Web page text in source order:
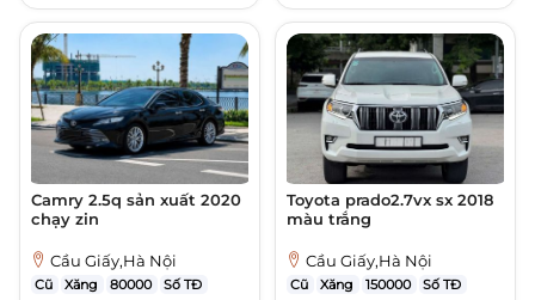
Camry 2.5q sản xuất 2020
chạy zin
Cầu Giấy,Hà Nội
Cũ Xăng 80000 Số TĐ
Toyota prado2.7vx sx 2018
màu trắng
Cầu Giấy,Hà Nội
Cũ Xăng 150000 Số TĐ